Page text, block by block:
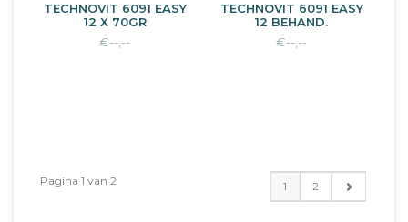
TECHNOVIT 6091 EASY
12 X 70GR
€--,--
TECHNOVIT 6091 EASY
12 BEHAND.
€--,--
Pagina 1 van 2 1 2